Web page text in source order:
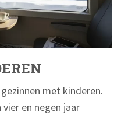
met kinderen.
en negen jaar